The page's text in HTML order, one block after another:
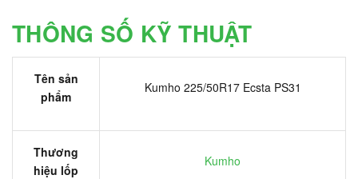
THÔNG SỐ KỸ THUẬT
Tên sản
phẩm
Kumho 225/50R17 Ecsta PS31
Thương
hiệu lốp
Kumho